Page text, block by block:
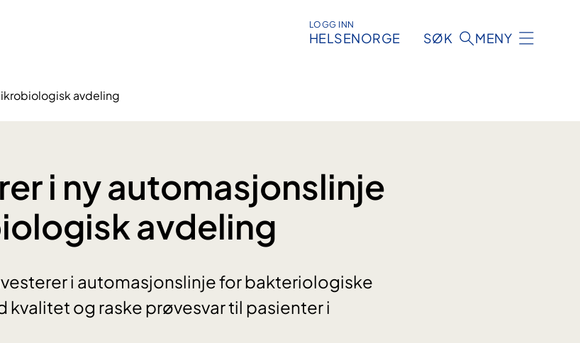
LOGG INN
HELSENORGE SØK MENY
avdeling
i ny automasjonslinje
avdeling
i automasjonslinje for bakteriologiske
kvalitet og raske prøvesvar til pasienter i